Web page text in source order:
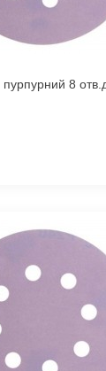
пурпурний 8